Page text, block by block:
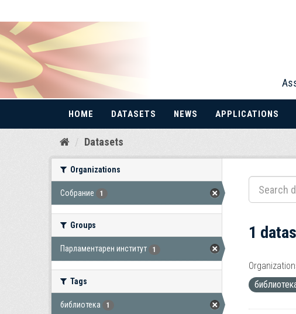
Skip
HOME DATASETS NEWS APPLICATIONS
Datasets
Organizations
Собрание 1
Groups
Парламентарен институт 1
Tags
библиотека 1
1